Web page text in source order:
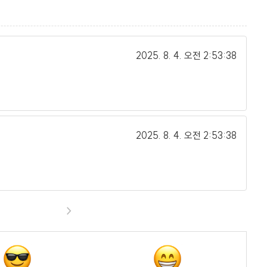
2025. 8. 4. 오전 2:53:38
2025. 8. 4. 오전 2:53:38
>